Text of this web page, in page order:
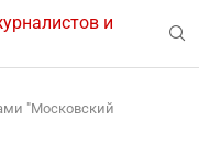
и
"Московский